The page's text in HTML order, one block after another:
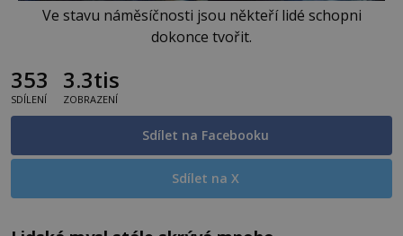
Ve stavu náměsíčnosti jsou někteří lidé schopni
dokonce tvořit.
353
SDÍLENÍ
3.3tis
ZOBRAZENÍ
Sdílet na Facebooku
Sdílet na X